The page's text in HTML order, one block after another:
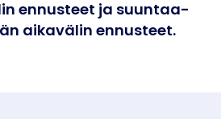
ennusteet ja suuntaa-
aikavälin ennusteet.